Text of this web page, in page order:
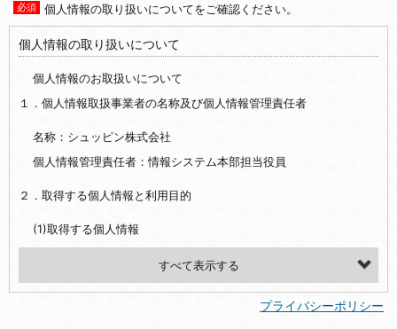
個人情報の取り扱いについてをご確認ください。
個人情報の取り扱いについて
個人情報のお取扱いについて
１．個人情報取扱事業者の名称及び個人情報管理責任者
名称：シュッピン株式会社
個人情報管理責任者：情報システム本部担当役員
２．取得する個人情報と利用目的
(1)取得する個人情報
(2)利用目的
プライバシーポリシー